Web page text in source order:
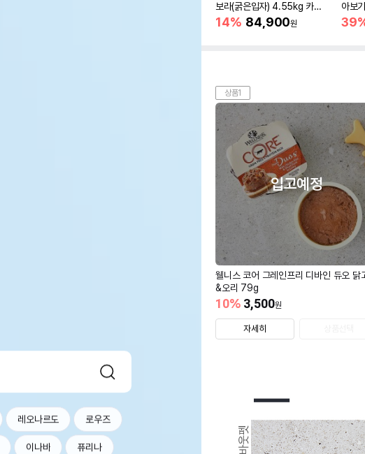
레오나르도 로우즈
이나바 퓨리나
보라(굵은입자) 4.55kg 카사
바모래
14% 84,900원
아보
상품1
입고예정
웰니스 코어 그레인프리 디바인 듀오 닭
&오리 79g
3,500원
10%
자세히